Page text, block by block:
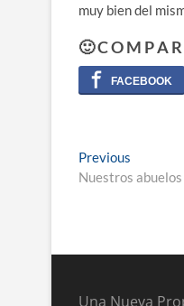
muy bien del
🙂 C O M P A
de
Previous
post:
Nuestros
Una Nueva